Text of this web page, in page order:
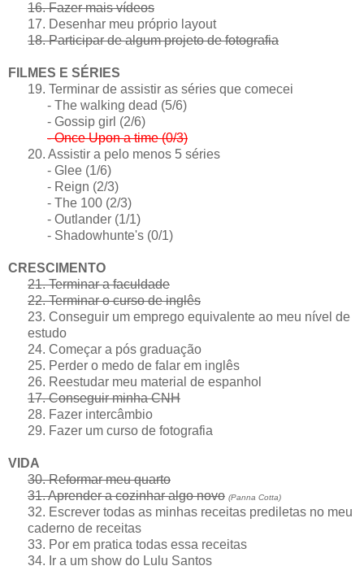
16. Fazer mais vídeos
17. Desenhar meu próprio layout
18. Participar de algum projeto de fotografia
FILMES E SÉRIES
19. Terminar de assistir as séries que comecei
- The walking dead (5/6)
- Gossip girl (2/6)
- Once Upon a time (0/3)
20. Assistir a pelo menos 5 séries
- Glee (1/6)
- Reign (2/3)
- The 100 (2/3)
- Outlander (1/1)
- Shadowhunte's (0/1)
CRESCIMENTO
21. Terminar a faculdade
22. Terminar o curso de inglês
23. Conseguir um emprego equivalente ao meu nível de
estudo
24. Começar a pós graduação
25. Perder o medo de falar em inglês
26. Reestudar meu material de espanhol
17. Conseguir minha CNH
28. Fazer intercâmbio
29. Fazer um curso de fotografia
VIDA
30. Reformar meu quarto
31. Aprender a cozinhar algo novo (Panna Cotta)
32. Escrever todas as minhas receitas prediletas no meu
caderno de receitas
33. Por em pratica todas essa receitas
34. Ir a um show do Lulu Santos